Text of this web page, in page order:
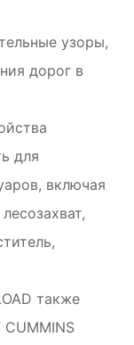
узоры,
дорог в
для
включая
также